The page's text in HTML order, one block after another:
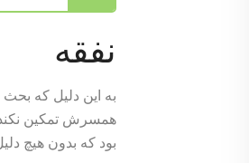
نفقه
به این دلیل که بحث
همسرش تمکین نکند
بود که بدون هیچ